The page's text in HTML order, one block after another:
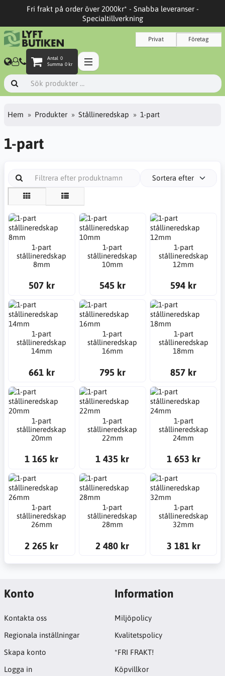
Fri frakt på order över 2000kr* - Snabba leveranser -
Specialtillverkning
Privat Företag
Antal 0
Summa 0 kr
Hem Produkter Stållineredskap 1-part
1-part
Sortera efter
1-part
stållineredskap
8mm
507 kr
1-part
stållineredskap
10mm
545 kr
1-part
stållineredskap
12mm
594 kr
1-part
stållineredskap
14mm
661 kr
1-part
stållineredskap
16mm
795 kr
1-part
stållineredskap
18mm
857 kr
1-part
stållineredskap
20mm
1 165 kr
1-part
stållineredskap
22mm
1 435 kr
1-part
stållineredskap
24mm
1 653 kr
1-part
stållineredskap
26mm
2 265 kr
1-part
stållineredskap
28mm
2 480 kr
1-part
stållineredskap
32mm
3 181 kr
Konto
Kontakta oss
Regionala inställningar
Skapa konto
Logga in
Information
Miljöpolicy
Kvalitetspolicy
*FRI FRAKT!
Köpvillkor